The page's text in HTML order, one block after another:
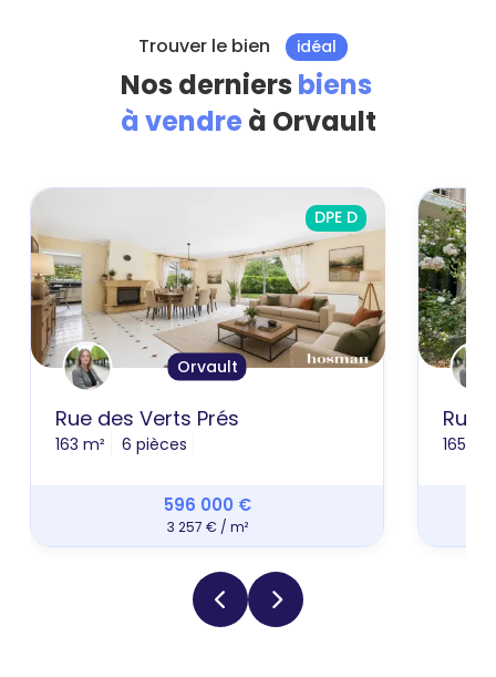
Trouver le bien idéal
Nos derniers biens
à vendre à Orvault
DPE D
Orvault
Rue des Verts Prés
163 m² 6 pièces
596 000 €
3 257 € / m²
Rue
165 m²